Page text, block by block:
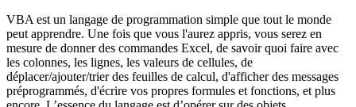
VBA est un langage de programmation simple que tout le monde
peut apprendre. Une fois que vous l'aurez appris, vous serez en
mesure de donner des commandes Excel, de savoir quoi faire avec
les colonnes, les lignes, les valeurs de cellules, de
déplacer/ajouter/trier des feuilles de calcul, d'afficher des messages
préprogrammés, d'écrire vos propres formules et fonctions, et plus